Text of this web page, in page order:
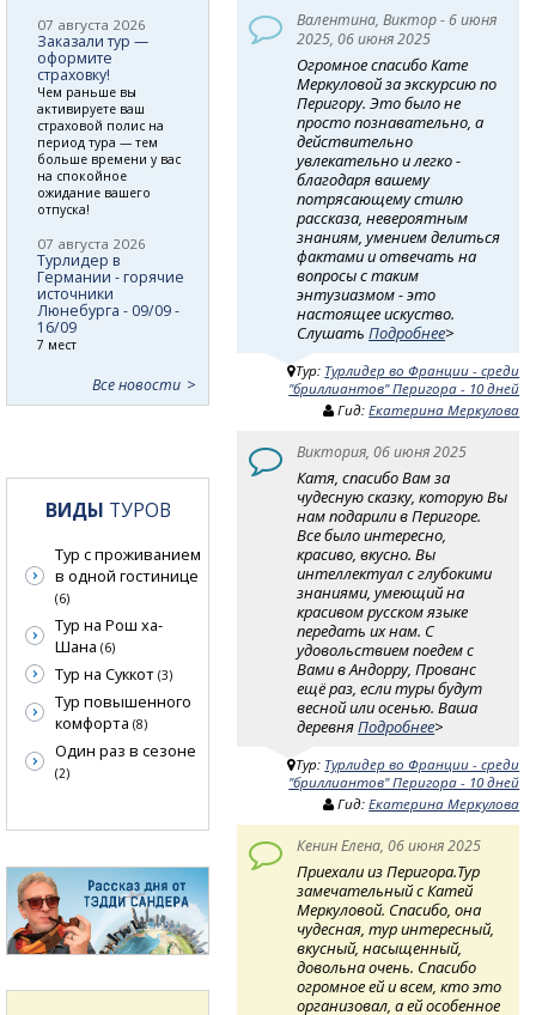
Валентина, Виктор - 6 июня
2025, 06 июня 2025
Огромное спасибо Кате
Меркуловой за экскурсию по
Перигору. Это было не
просто познавательно, а
действительно
увлекательно и легко -
благодаря вашему
потрясающему стилю
рассказа, невероятным
знаниям, умением делиться
фактами и отвечать на
вопросы с таким
энтузиазмом - это
настоящее искуство.
СлушатьПодробнее>
Тур: Турлидер во Франции - среди
"бриллиантов" Перигора - 10 дней
Гид:Екатерина Меркулова
Виктория, 06 июня 2025
Катя, спасибо Вам за
чудесную сказку, которую Вы
нам подарили в Перигоре.
Все было интересно,
красиво, вкусно. Вы
интеллектуал с глубокими
знаниями, умеющий на
красивом русском языке
передать их нам. С
удовольствием поедем с
Вами в Андорру, Прованс
ещё раз, если туры будут
весной или осенью. Ваша
деревняПодробнее>
Тур: Турлидер во Франции - среди
"бриллиантов" Перигора - 10 дней
Гид:Екатерина Меркулова
Кенин Елена, 06 июня 2025
Приехали из Перигора.Тур
замечательный с Катей
Меркуловой. Спасибо, она
чудесная, тур интересный,
вкусный, насыщенный,
довольна очень. Спасибо
огромное ей и всем, кто это
организовал, а ей особенное
07 августа 2026
Заказали тур —
оформите
страховку!
Чем раньше вы
активируете ваш
страховой полис на
период тура — тем
больше времени у вас
на спокойное
ожидание вашего
отпуска!
07 августа 2026
Турлидер в
Германии - горячие
источники
Люнебурга - 09/09 -
16/09
7 мест
Все новости
ВИДЫ ТУРОВ
Тур с проживанием
в одной гостинице
(6)
Тур на Рош ха-
Шана (6)
Тур на Суккот (3)
Тур повышенного
комфорта (8)
Один раз в сезоне
(2)